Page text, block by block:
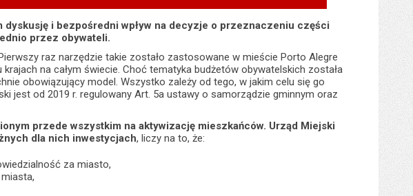
i bezpośredni wpływ na decyzje o przeznaczeniu części
przez obywateli.
raz narzędzie takie zostało zastosowane w mieście Porto Alegre
na całym świecie. Choć tematyka budżetów obywatelskich została
obowiązujący model. Wszystko zależy od tego, w jakim celu się go
jest od 2019 r. regulowany Art. 5a ustawy o samorządzie gminnym oraz
przede wszystkim na aktywizację mieszkańców. Urząd Miejski
dla nich inwestycjach, liczy na to, że:
za miasto,